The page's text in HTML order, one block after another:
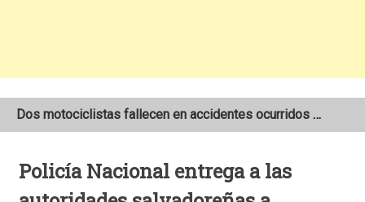
Dos motociclistas fallecen en accidentes ocurridos en la Carretera Nueva a León
Policía Nacional entrega a las